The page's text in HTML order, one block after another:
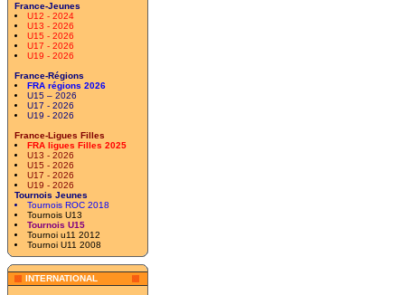
France-Jeunes
U12 - 2024
U13 - 2026
U15 - 2026
U17 - 2026
U19 - 2026
France-Régions
FRA régions 2026
U15 – 2026
U17 - 2026
U19 - 2026
France-Ligues Filles
FRA ligues Filles 2025
U13 - 2026
U15 - 2026
U17 - 2026
U19 - 2026
Tournois Jeunes
Tournois ROC 2018
Tournois U13
Tournois U15
Tournoi u11 2012
Tournoi U11 2008
INTERNATIONAL